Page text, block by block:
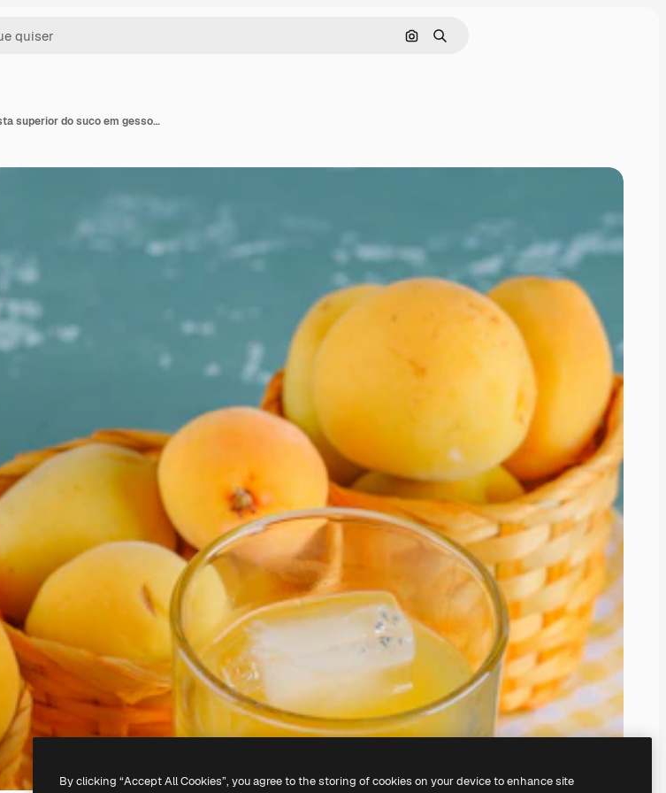
Pesquisar por imagem
Buscar
Damascos em cestas com damascos secos, vista superior do suco em gesso e pano de piquenique
By clicking “Accept All Cookies”, you agree to the storing of cookies on your device to enhance site